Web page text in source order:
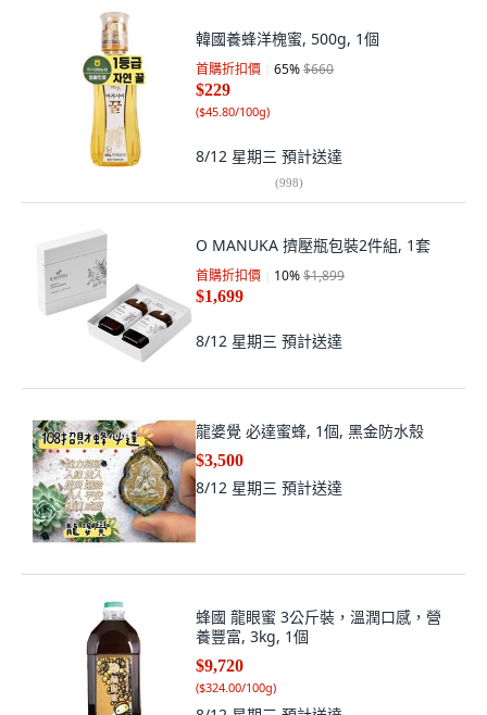
韓國養蜂洋槐蜜, 500g, 1個
首購折扣價 65%$660
$229
($45.80/100g)
8/12 星期三 預計送達
(998)
O MANUKA 擠壓瓶包裝2件組, 1套
首購折扣價 10%$1,899
$1,699
8/12 星期三 預計送達
龍婆覺 必達蜜蜂, 1個, 黑金防水殼
$3,500
8/12 星期三 預計送達
蜂國 龍眼蜜 3公斤裝，溫潤口感，營
養豐富, 3kg, 1個
$9,720
($324.00/100g)